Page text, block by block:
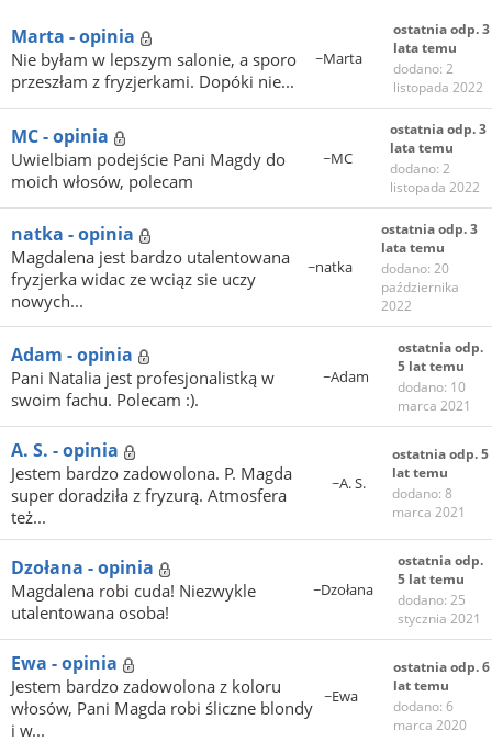
Marta - opinia
Nie byłam w lepszym salonie, a sporo
przeszłam z fryzjerkami. Dopóki nie...
~Marta
ostatnia odp. 3
lata temu
dodano: 2
listopada 2022
MC - opinia
Uwielbiam podejście Pani Magdy do
moich włosów, polecam
~MC
ostatnia odp. 3
lata temu
dodano: 2
listopada 2022
natka - opinia
Magdalena jest bardzo utalentowana
fryzjerka widac ze wciąz sie uczy
nowych...
~natka
ostatnia odp. 3
lata temu
dodano: 20
października
2022
Adam - opinia
Pani Natalia jest profesjonalistką w
swoim fachu. Polecam :).
~Adam
ostatnia odp.
5 lat temu
dodano: 10
marca 2021
A. S. - opinia
Jestem bardzo zadowolona. P. Magda
super doradziła z fryzurą. Atmosfera
też...
~A. S.
ostatnia odp. 5
lat temu
dodano: 8
marca 2021
Dzołana - opinia
Magdalena robi cuda! Niezwykle
utalentowana osoba!
~Dzołana
ostatnia odp.
5 lat temu
dodano: 25
stycznia 2021
Ewa - opinia
Jestem bardzo zadowolona z koloru
włosów, Pani Magda robi śliczne blondy
i w...
~Ewa
ostatnia odp. 6
lat temu
dodano: 6
marca 2020